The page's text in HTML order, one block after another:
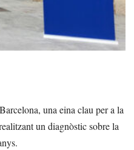
una eina clau per a la
un diagnòstic sobre la